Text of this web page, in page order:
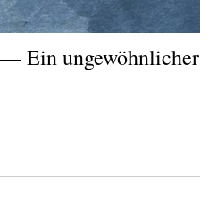
Ein ungewöhnlicher